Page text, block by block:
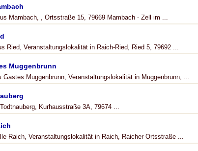
Mambach, , Ortsstraße 15, 79669 Mambach - Zell im ...
Ried, Veranstaltungslokalität in Raich-Ried, Ried 5, 79692 ...
Muggenbrunn
Gastes Muggenbrunn, Veranstaltungslokalität in Muggenbrunn, ...
Kurhausstraße 3A, 79674 ...
Raich, Veranstaltungslokalität in Raich, Raicher Ortsstraße ...